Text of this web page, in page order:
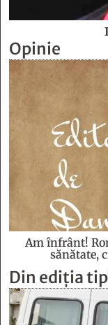
Opinie
Am înfrânt!
sănătate,
Din ediția